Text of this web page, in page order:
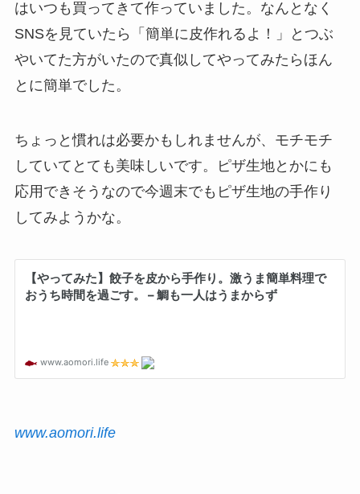
はいつも買ってきて作っていました。なんとなく
SNSを見ていたら「簡単に皮作れるよ！」とつぶ
やいてた方がいたので真似してやってみたらほん
とに簡単でした。
ちょっと慣れは必要かもしれませんが、モチモチ
していてとても美味しいです。ピザ生地とかにも
応用できそうなので今週末でもピザ生地の手作り
してみようかな。
www.aomori.life